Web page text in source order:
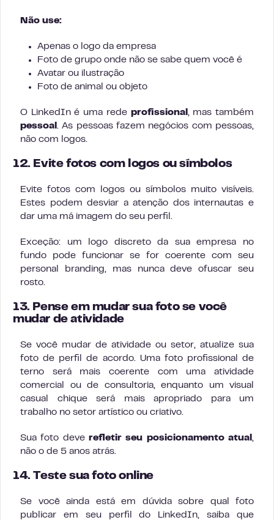
Não use:
Apenas o logo da empresa
Foto de grupo onde não se sabe quem você é
Avatar ou ilustração
Foto de animal ou objeto
O LinkedIn é uma rede profissional , mas também
pessoal . As pessoas fazem negócios com pessoas,
não com logos.
12. Evite fotos com logos ou símbolos
Evite fotos com logos ou símbolos muito visíveis.
Estes podem desviar a atenção dos internautas e
dar uma má imagem do seu perfil.
Exceção: um logo discreto da sua empresa no
fundo pode funcionar se for coerente com seu
personal branding, mas nunca deve ofuscar seu
rosto.
13. Pense em mudar sua foto se você
mudar de atividade
Se você mudar de atividade ou setor, atualize sua
foto de perfil de acordo. Uma foto profissional de
terno será mais coerente com uma atividade
comercial ou de consultoria, enquanto um visual
casual chique será mais apropriado para um
trabalho no setor artístico ou criativo.
Sua foto deve refletir seu posicionamento atual ,
não o de 5 anos atrás.
14. Teste sua foto online
Se você ainda está em dúvida sobre qual foto
publicar em seu perfil do LinkedIn, saiba que